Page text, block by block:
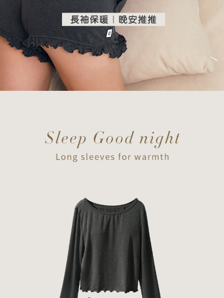
貨到付款 約3~5天到貨，實際出貨依照配送狀態為主。※國定假日
將順延
每筆NT$90，滿NT$1,000(含以上)免運費
海外宅配（請勿填寫『智能櫃』或自提點地址！）以致無
法配送須補足額外產生費用，才能派發。
查看運費